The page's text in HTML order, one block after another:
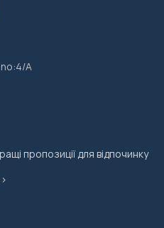
A
пропозиції для відпочинку